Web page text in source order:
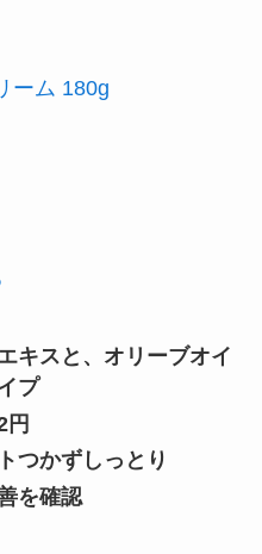
ーム 180g
キスと、オリーブオイ
プ
円
つかずしっとり
を確認